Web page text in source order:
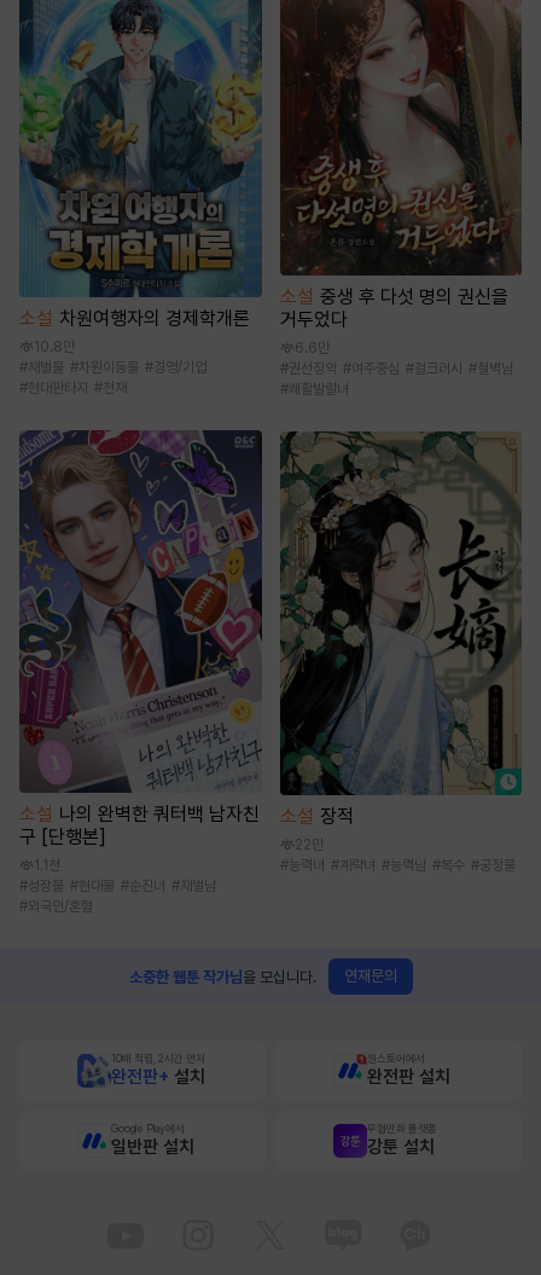
소설 차원여행자의 경제학개론
10.8만
# 재벌물 #차원이동물 #경영/기업
#현대판타지 #천재
소설 나의 완벽한 쿼터백 남자친
구 [단행본]
1.1천
#성장물 #현대물 #순진녀 # 재벌남
#외국인/혼혈
소설 중생 후 다섯 명의 권신을
거두었다
6.6만
#권선징악 #여주중심 #걸크러시 #철벽남
#쾌활발랄녀
소설 장적
22만
#능력녀 #계략녀 #능력남 #복수 #궁정물
소중한 웹툰 작가님을 모십니다. 연재문의
10배 적립, 2시간 먼저
완전판+ 설치
원스토어에서
완전판 설치
Google Play에서
일반판 설치
무협만화 플랫폼
강툰 설치